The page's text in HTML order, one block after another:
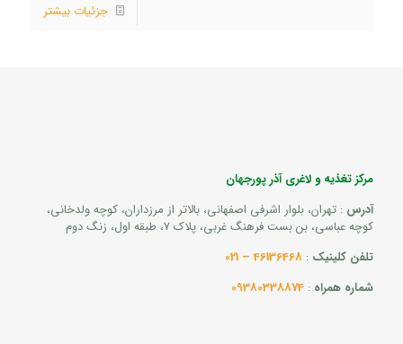
جزئیات بیشتر
مرکز تغذیه و لاغری آذر پورجهان
آدرس : تهران، بلوار اشرفی اصفهانی، بالاتر از مرزداران، کوچه ولدخانی،
کوچه عباسی، بن بست فرهنگ غربی، پلاک 7، طبقه اول، زنگ دوم
تلفن کلینیک :
46136468 – 021
شماره همراه :
09380338874